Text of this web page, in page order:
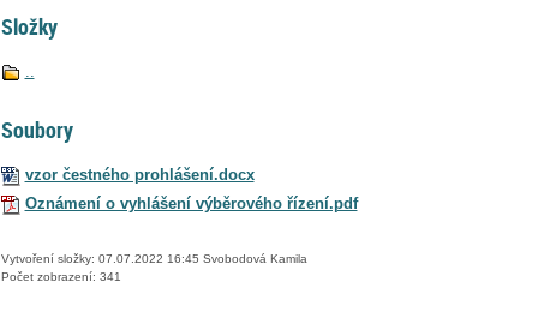
Složky
..
Soubory
vzor čestného prohlášení.docx
Oznámení o vyhlášení výběrového řízení.pdf
Vytvoření složky: 07.07.2022 16:45 Svobodová Kamila
Počet zobrazení: 341